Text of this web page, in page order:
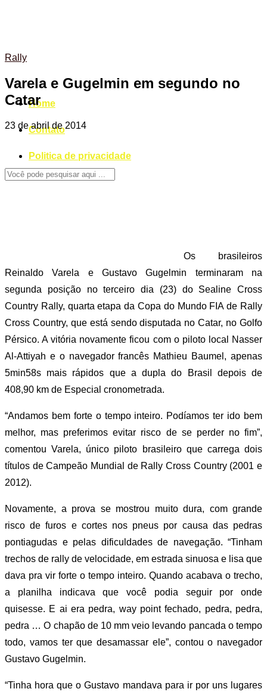
Home
Contato
Politica de privacidade
Rally
Varela e Gugelmin em segundo no
Catar
23 de abril de 2014
Os brasileiros
Reinaldo Varela e Gustavo Gugelmin terminaram na
segunda posição no terceiro dia (23) do Sealine Cross
Country Rally, quarta etapa da Copa do Mundo FIA de Rally
Cross Country, que está sendo disputada no Catar, no Golfo
Pérsico. A vitória novamente ficou com o piloto local Nasser
Al-Attiyah e o navegador francês Mathieu Baumel, apenas
5min58s mais rápidos que a dupla do Brasil depois de
408,90 km de Especial cronometrada.
“Andamos bem forte o tempo inteiro. Podíamos ter ido bem
melhor, mas preferimos evitar risco de se perder no fim”,
comentou Varela, único piloto brasileiro que carrega dois
títulos de Campeão Mundial de Rally Cross Country (2001 e
2012).
Novamente, a prova se mostrou muito dura, com grande
risco de furos e cortes nos pneus por causa das pedras
pontiagudas e pelas dificuldades de navegação. “Tinham
trechos de rally de velocidade, em estrada sinuosa e lisa que
dava pra vir forte o tempo inteiro. Quando acabava o trecho,
a planilha indicava que você podia seguir por onde
quisesse. E ai era pedra, way point fechado, pedra, pedra,
pedra … O chapão de 10 mm veio levando pancada o tempo
todo, vamos ter que desamassar ele”, contou o navegador
Gustavo Gugelmin.
“Tinha hora que o Gustavo mandava para ir por uns lugares